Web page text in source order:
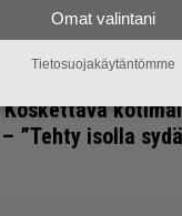
Koskettava
”Tehty isolla
Omat valintani
Tietosuojakäytäntömme